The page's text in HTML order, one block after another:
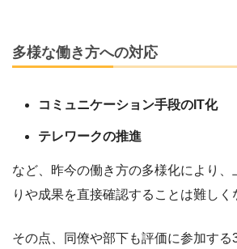
多様な働き方への対応
コミュニケーション手段のIT化
テレワークの推進
など、昨今の働き方の多様化により、
りや成果を直接確認することは難しく
その点、同僚や部下も評価に参加する